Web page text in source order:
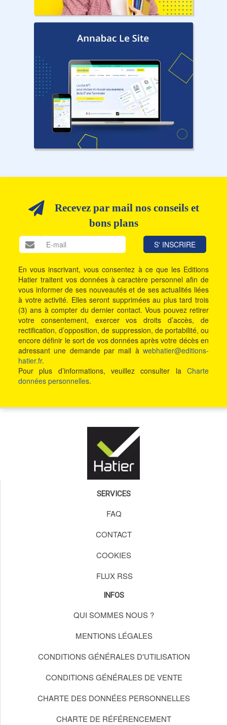
Recevez par mail nos conseils et
bons plans
En vous inscrivant, vous consentez à ce que les Editions
Hatier traitent vos données à caractère personnel afin de
vous informer de ses nouveautés et de ses actualités liées
à votre activité. Elles seront supprimées au plus tard trois
(3) ans à compter du dernier contact. Vous pouvez retirer
votre consentement, exercer vos droits d’accès, de
rectification, d’opposition, de suppression, de portabilité, ou
encore définir le sort de vos données après votre décès en
adressant une demande par mail à webhatier@editions-
hatier.fr.
Pour plus d’informations, veuillez consulter la Charte
données personnelles.
SERVICES
FAQ
CONTACT
COOKIES
FLUX RSS
INFOS
QUI SOMMES NOUS ?
MENTIONS LÉGALES
CONDITIONS GÉNÉRALES D'UTILISATION
CONDITIONS GÉNÉRALES DE VENTE
CHARTE DES DONNÉES PERSONNELLES
CHARTE DE RÉFÉRENCEMENT